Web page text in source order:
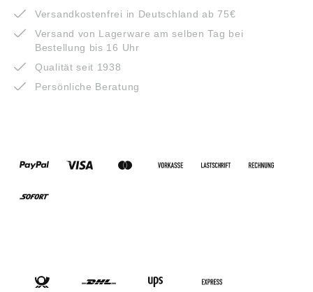
Versandkostenfrei in Deutschland ab 75€
Versand von Lagerware am selben Tag bei
Bestellung bis 16 Uhr
Qualität seit 1938
Persönliche Beratung